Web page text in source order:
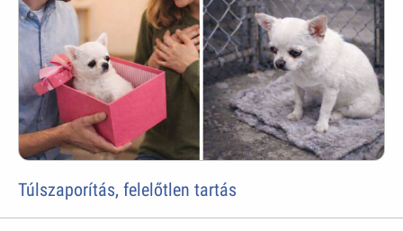
Túlszaporítás, felelőtlen tartás